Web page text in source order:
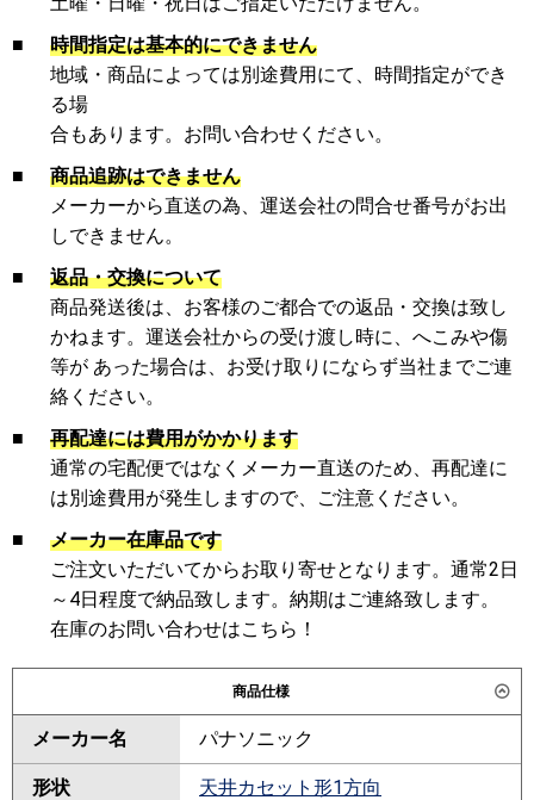
■
時間指定は基本的にできません
地域・商品によっては別途費用にて、時間指定ができ
る場
合もあります。お問い合わせください。
■
商品追跡はできません
メーカーから直送の為、運送会社の問合せ番号がお出
しできません。
■
返品・交換について
商品発送後は、お客様のご都合での返品・交換は致し
かねます。運送会社からの受け渡し時に、へこみや傷
等が あった場合は、お受け取りにならず当社までご連
絡ください。
■
再配達には費用がかかります
通常の宅配便ではなくメーカー直送のため、再配達に
は別途費用が発生しますので、ご注意ください。
■
メーカー在庫品です
ご注文いただいてからお取り寄せとなります。通常2日
～4日程度で納品致します。納期はご連絡致します。
在庫のお問い合わせはこちら！
商品仕様
メーカー名 パナソニック
形状 天井カセット形1方向